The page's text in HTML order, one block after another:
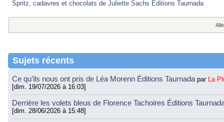
Spritz, cadavres et chocolats de Juliette Sachs Éditions Taurnada
Sujets récents
Ce qu’ils nous ont pris de Léa Morenn Éditions Taurnada par La
[dim. 19/07/2026 à 16:03]
Derrière les volets bleus de Florence Tachoires Éditions
[dim. 28/06/2026 à 15:48]